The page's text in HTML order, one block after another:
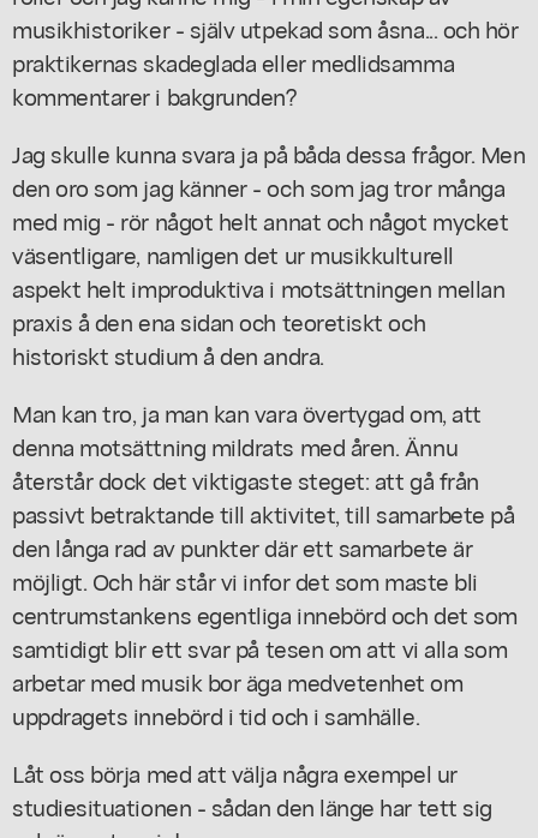
musikhistoriker - själv utpekad som åsna... och hör
praktikernas skadeglada eller medlidsamma
kommentarer i bakgrunden?
Jag skulle kunna svara ja på båda dessa frågor. Men
den oro som jag känner - och som jag tror många
med mig - rör något helt annat och något mycket
väsentligare, namligen det ur musikkulturell
aspekt helt improduktiva i motsättningen mellan
praxis å den ena sidan och teoretiskt och
historiskt studium å den andra.
Man kan tro, ja man kan vara övertygad om, att
denna motsättning mildrats med åren. Ännu
återstår dock det viktigaste steget: att gå från
passivt betraktande till aktivitet, till samarbete på
den långa rad av punkter där ett samarbete är
möjligt. Och här står vi infor det som maste bli
centrumstankens egentliga innebörd och det som
samtidigt blir ett svar på tesen om att vi alla som
arbetar med musik bor äga medvetenhet om
uppdragets innebörd i tid och i samhälle.
Låt oss börja med att välja några exempel ur
studiesituationen - sådan den länge har tett sig